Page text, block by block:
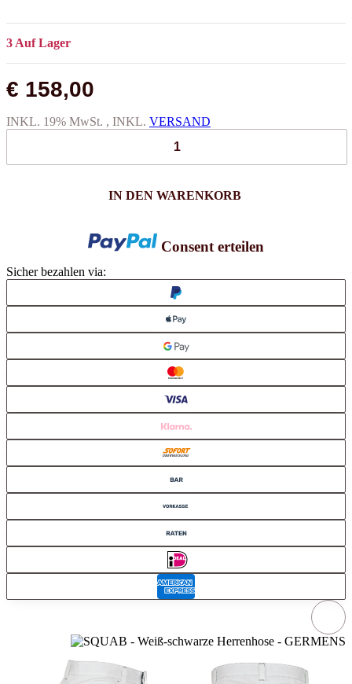
3 Auf Lager
€ 158,00
INKL. 19% MwSt. , INKL. VERSAND
IN DEN WARENKORB
Consent erteilen
Sicher bezahlen via: